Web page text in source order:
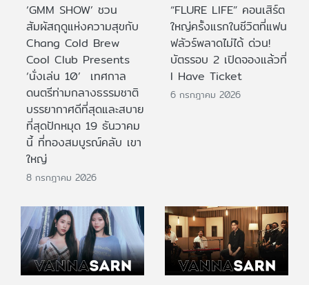
‘GMM SHOW’ ชวน
สัมผัสฤดูแห่งความสุขกับ
Chang Cold Brew
Cool Club Presents
‘นั่งเล่น 10’ เทศกาล
ดนตรีท่ามกลางธรรมชาติ
บรรยากาศดีที่สุดและสบาย
ที่สุดปักหมุด 19 ธันวาคม
นี้ ที่ทองสมบูรณ์คลับ เขา
ใหญ่
8 กรกฎาคม 2026
“FLURE LIFE” คอนเสิร์ต
ใหญ่ครั้งแรกในชีวิตที่แฟน
ฟลัวร์พลาดไม่ได้ ด่วน!
บัตรรอบ 2 เปิดจองแล้วที่
I Have Ticket
6 กรกฎาคม 2026